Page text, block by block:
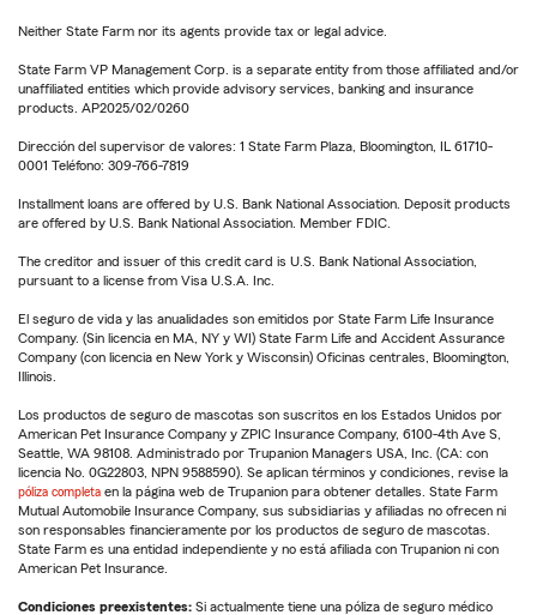
Neither State Farm nor its agents provide tax or legal advice.
State Farm VP Management Corp. is a separate entity from those affiliated and/or
unaffiliated entities which provide advisory services, banking and insurance
products. AP2025/02/0260
Dirección del supervisor de valores: 1 State Farm Plaza, Bloomington, IL 61710-
0001 Teléfono: 309-766-7819
Installment loans are offered by U.S. Bank National Association. Deposit products
are offered by U.S. Bank National Association. Member FDIC.
The creditor and issuer of this credit card is U.S. Bank National Association,
pursuant to a license from Visa U.S.A. Inc.
El seguro de vida y las anualidades son emitidos por State Farm Life Insurance
Company. (Sin licencia en MA, NY y WI) State Farm Life and Accident Assurance
Company (con licencia en New York y Wisconsin) Oficinas centrales, Bloomington,
Illinois.
Los productos de seguro de mascotas son suscritos en los Estados Unidos por
American Pet Insurance Company y ZPIC Insurance Company, 6100-4th Ave S,
Seattle, WA 98108. Administrado por Trupanion Managers USA, Inc. (CA: con
licencia No. 0G22803, NPN 9588590). Se aplican términos y condiciones, revise la
póliza completa en la página web de Trupanion para obtener detalles. State Farm
Mutual Automobile Insurance Company, sus subsidiarias y afiliadas no ofrecen ni
son responsables financieramente por los productos de seguro de mascotas.
State Farm es una entidad independiente y no está afiliada con Trupanion ni con
American Pet Insurance.
Condiciones preexistentes: Si actualmente tiene una póliza de seguro médico